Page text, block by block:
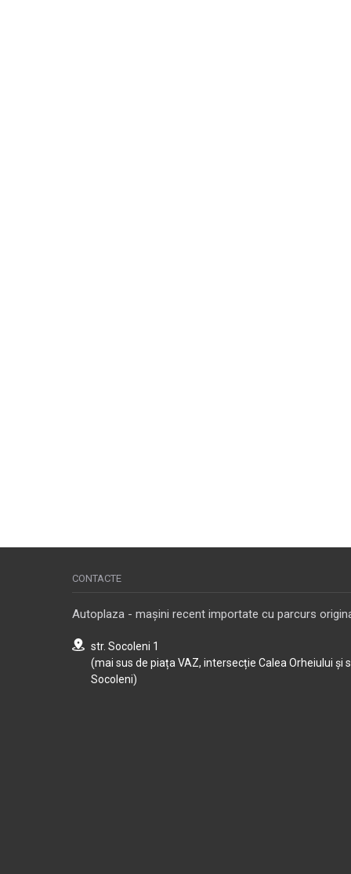
CONTACTE
Autoplaza - mașini recent importate cu parcurs
str. Socoleni 1
(mai sus de piața VAZ, intersecție Calea Orheiului și
Socoleni)